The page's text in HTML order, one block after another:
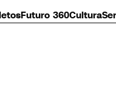
Futuro 360Cultura